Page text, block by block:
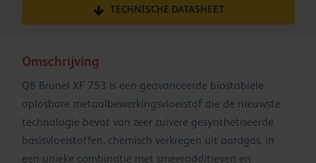
TECHNISCHE DATASHEET
Omschrijving
Q8 Brunel XF 753 is een geavanceerde biostabiele
oplosbare metaalbewerkingsvloeistof die de nieuwste
technologie bevat van zeer zuivere gesynthetiseerde
basisvloeistoffen, chemisch verkregen uit aardgas, in
een unieke combinatie met smeeradditieven en